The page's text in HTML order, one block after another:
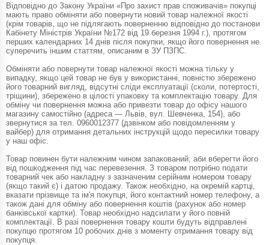
Відповідно до Закону України «Про захист прав споживачів» покупці
мають право обміняти або повернути новий товар належної якості
(крім товарів, що не підлягають поверненню відповідно до постанови
Кабінету Міністрів України №172 від 19 березня 1994 г.), протягом
перших календарних 14 днів після покупки, якщо його повернення не
суперечить іншим статтям, описаним в ЗУ ПЗПС.
Обміняти або повернути товар належної якості можна тільку у
випадку, якщо цей товар не був у використанні, повністю збережено
його товарний вигляд, відсутні сліди експлуатації (сколи, потертості,
тріщини), збережено в цілості упаковку та комплектацію товару. Для
обміну чи повернення можна або привезти товар до офісу нашого
магазину самостійно (адреса — Львів, вул. Шевченка, 154), або
звернутися за тел. 0960012377 (дзвінком або повідомленням у
вайбер) для отримання детальних інструкцій щодо пересилки товару
у наш офіс.
Товар повинен бути належним чином запакований, аби вберегти його
від пошкодження під час перевезення. З товаром потрібно подати
товарний чек або накладну з зазначеним серійним номером товару
(якщо такий є) і датою продажу. Також необхідно, на окремій картці,
вказати прізвище та ім'я покупця, його контактний номер телефону, а
також дані для обміну або повернення коштів (рахунок або номер
банківської картки). Товар необхідно надсилати у його повній
комплектації. В разі повернення товару кошти будуть відправлені
покупцю протягом 10 робочих днів з моменту отримання товару від
покупця.